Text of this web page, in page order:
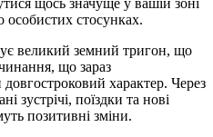
особистих стосунках.
великий земний тригон, що
що зараз
характер. Через
зустрічі, поїздки та нові
позитивні зміни.